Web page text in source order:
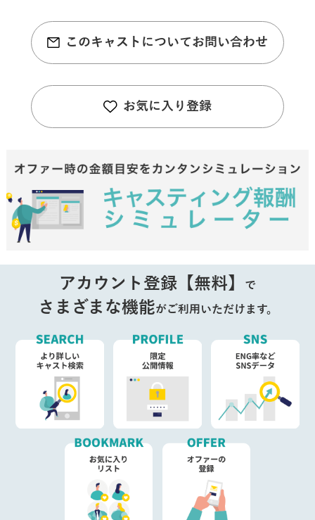
このキャストについてお問い合わせ
お気に入り登録
アカウント登録【無料】 で
さまざまな機能がご利用いただけます。